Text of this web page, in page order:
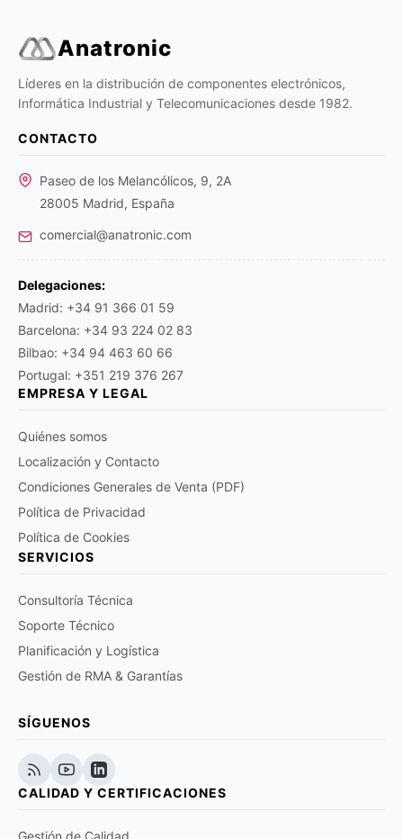
Anatronic
Líderes en la distribución de componentes electrónicos,
Informática Industrial y Telecomunicaciones desde 1982.
CONTACTO
Paseo de los Melancólicos, 9, 2A
28005 Madrid, España
comercial@anatronic.com
Delegaciones:
Madrid: +34 91 366 01 59
Barcelona: +34 93 224 02 83
Bilbao: +34 94 463 60 66
Portugal: +351 219 376 267
EMPRESA Y LEGAL
Quiénes somos
Localización y Contacto
Condiciones Generales de Venta (PDF)
Política de Privacidad
Política de Cookies
SERVICIOS
Consultoría Técnica
Soporte Técnico
Planificación y Logística
Gestión de RMA & Garantías
SÍGUENOS
CALIDAD Y CERTIFICACIONES
Gestión de Calidad